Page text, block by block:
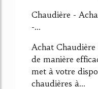
Chaudière -
-...
Achat
de manière
met à votre
chaudières à...